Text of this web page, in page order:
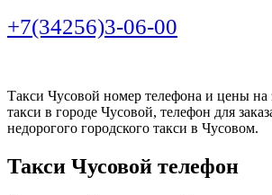
+7(34256)3-06-00
Такси Чусовой номер телефона и цены на
такси в городе Чусовой, телефон для
недорогого городского такси в Чусовом.
Такси Чусовой телефон